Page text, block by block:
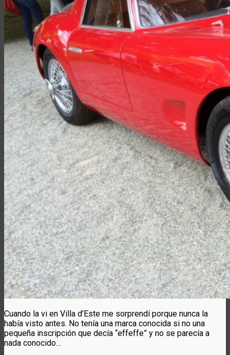
Cuando la vi en Villa d’Este me sorprendí porque nunca la
había visto antes. No tenía una marca conocida si no una
pequeña inscripción que decía “effeffe” y no se parecía a
nada conocido…